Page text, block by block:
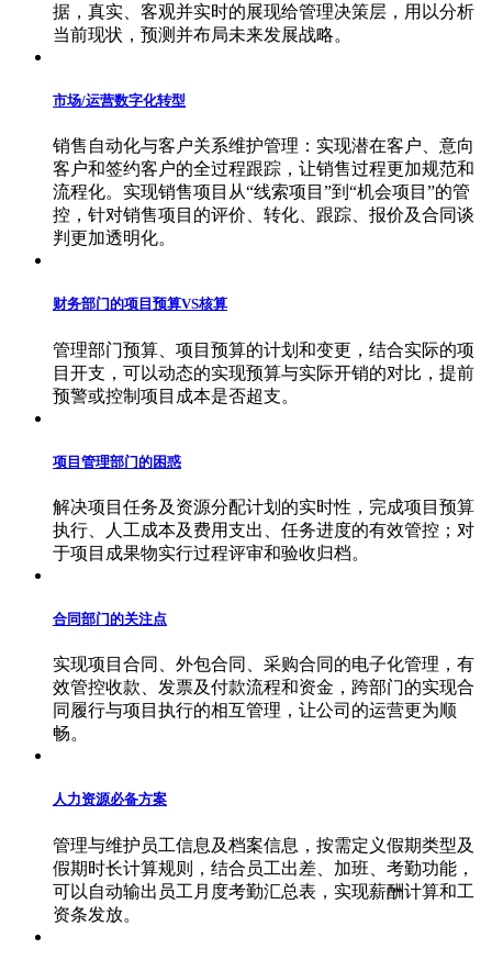
据，真实、客观并实时的展现给管理决策层，用以分析
当前现状，预测并布局未来发展战略。
市场/运营数字化转型
销售自动化与客户关系维护管理：实现潜在客户、意向
客户和签约客户的全过程跟踪，让销售过程更加规范和
流程化。实现销售项目从“线索项目”到“机会项目”的管
控，针对销售项目的评价、转化、跟踪、报价及合同谈
判更加透明化。
财务部门的项目预算VS核算
管理部门预算、项目预算的计划和变更，结合实际的项
目开支，可以动态的实现预算与实际开销的对比，提前
预警或控制项目成本是否超支。
项目管理部门的困惑
解决项目任务及资源分配计划的实时性，完成项目预算
执行、人工成本及费用支出、任务进度的有效管控；对
于项目成果物实行过程评审和验收归档。
合同部门的关注点
实现项目合同、外包合同、采购合同的电子化管理，有
效管控收款、发票及付款流程和资金，跨部门的实现合
同履行与项目执行的相互管理，让公司的运营更为顺
畅。
人力资源必备方案
管理与维护员工信息及档案信息，按需定义假期类型及
假期时长计算规则，结合员工出差、加班、考勤功能，
可以自动输出员工月度考勤汇总表，实现薪酬计算和工
资条发放。